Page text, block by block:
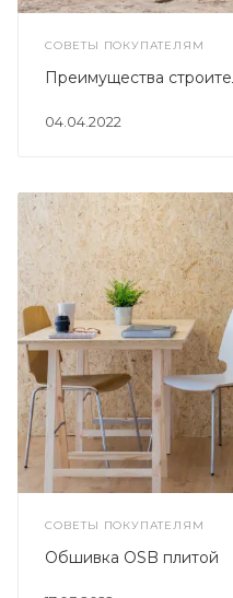
СОВЕТЫ ПОКУПАТЕЛЯМ
04.04.2022
Преимущества
СОВЕТЫ ПОКУПАТЕЛЯМ
Обшивка OSB плитой